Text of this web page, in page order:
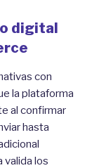
digital
con
la plataforma
al confirmar
hasta
valida los